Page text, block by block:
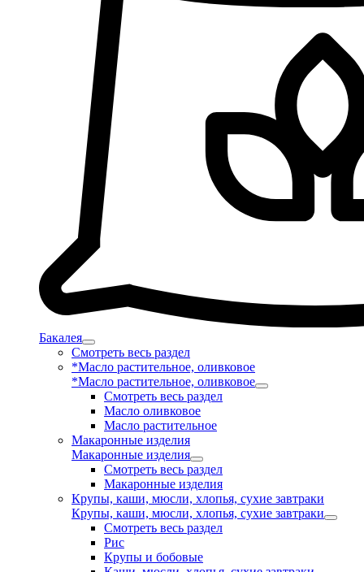
Бакалея
Смотреть весь раздел
*Масло растительное, оливковое
*Масло растительное, оливковое
Смотреть весь раздел
Масло оливковое
Масло растительное
Макаронные изделия
Макаронные изделия
Смотреть весь раздел
Макаронные изделия
Крупы, каши, мюсли, хлопья, сухие завтраки
Крупы, каши, мюсли, хлопья, сухие завтраки
Смотреть весь раздел
Рис
Крупы и бобовые